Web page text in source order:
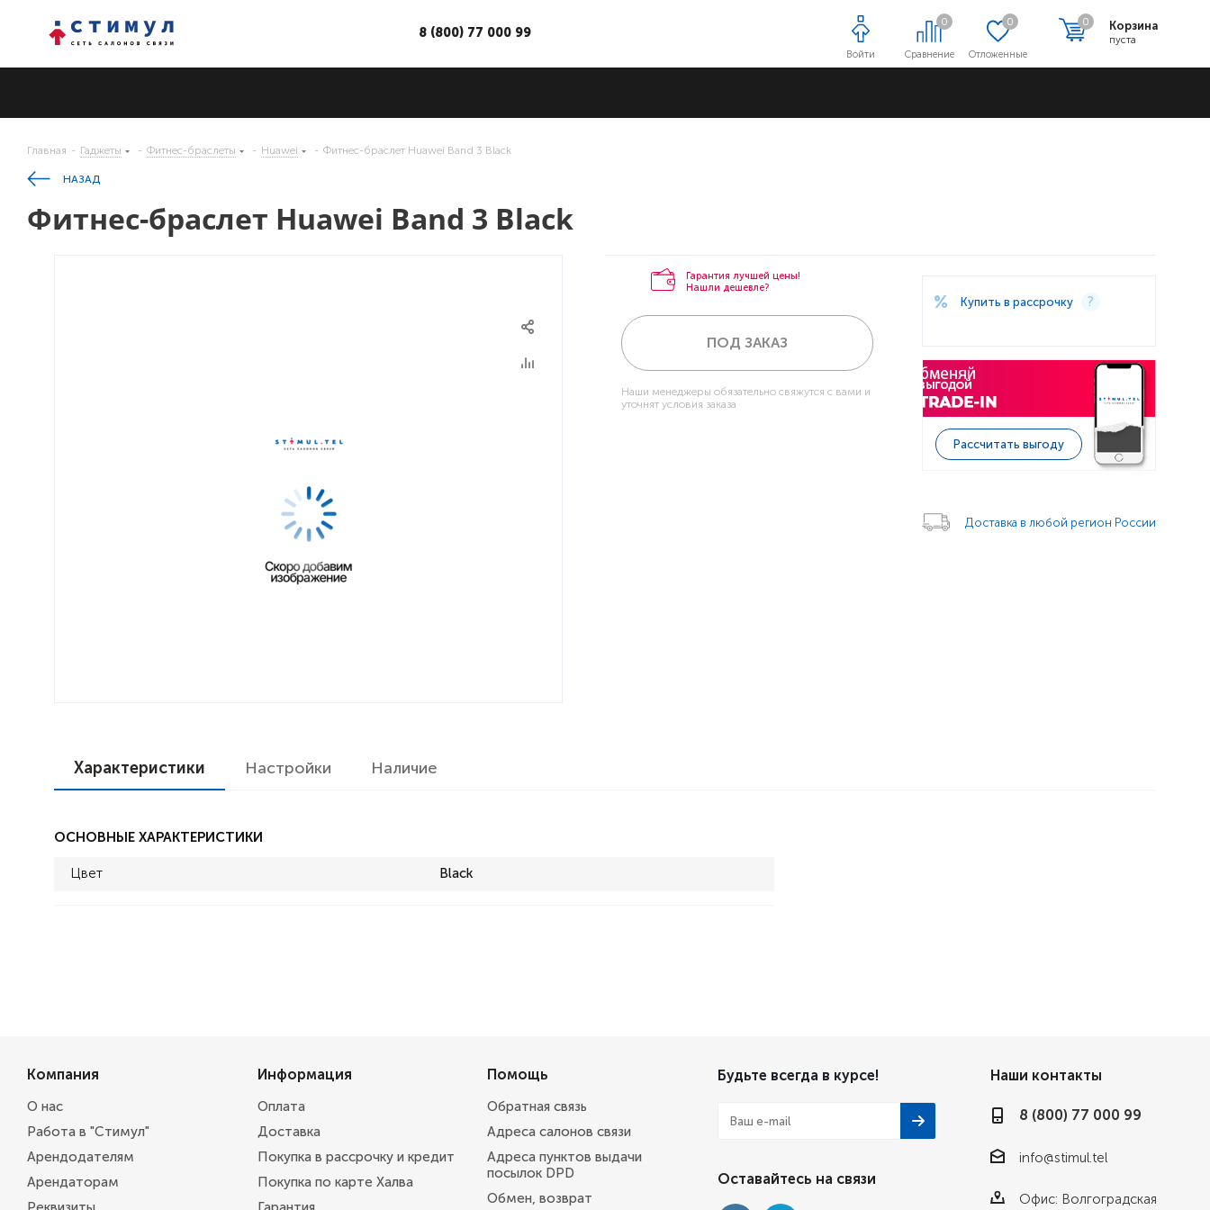
Сравнение
0
Отложенные
0 Корзина
пуста
0
Войти
8 (800) 77 000 99
Главная - Гаджеты - Фитнес-браслеты - Huawei - Фитнес-браслет Huawei Band 3 Black
НАЗАД
Фитнес-браслет Huawei Band 3 Black
Гарантия лучшей цены!
Нашли дешевле?
ПОД ЗАКАЗ
Наши менеджеры обязательно свяжутся с вами и
уточнят условия заказа
Купить в рассрочку
Рассчитать выгоду
Доставка в любой регион России
Характеристики Настройки Наличие
ОСНОВНЫЕ ХАРАКТЕРИСТИКИ
Цвет Black
Компания
О нас
Работа в "Стимул"
Арендодателям
Арендаторам
Информация
Оплата
Доставка
Покупка в рассрочку и кредит
Покупка по карте Халва
Помощь
Обратная связь
Адреса салонов связи
Адреса пунктов выдачи
посылок DPD
Обмен, возврат
Будьте всегда в курсе!
Оставайтесь на связи
Наши контакты
8 (800) 77 000 99
info@stimul.tel
Офис: Волгоградская